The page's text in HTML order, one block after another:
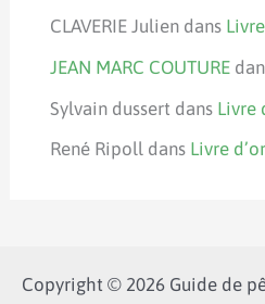
CLAVERIE Julien dans
JEAN MARC COUTURE
Sylvain dussert dans Livre
René Ripoll dans Livre d’or
Copyright © 2026 Guide de